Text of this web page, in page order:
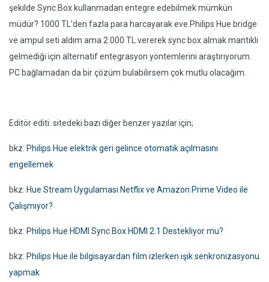
şekilde Sync Box kullanmadan entegre edebilmek mümkün
müdür? 1000 TL'den fazla para harcayarak eve Philips Hue bridge
ve ampul seti aldım ama 2.000 TL vererek sync box almak mantıklı
gelmediği için alternatif entegrasyon yöntemlerini araştırıyorum.
PC bağlamadan da bir çözüm bulabilirsem çok mutlu olacağım.
Editör editi: sitedeki bazı diğer benzer yazılar için;
bkz: Philips Hue elektrik geri gelince otomatik açılmasını
engellemek
bkz: Hue Stream Uygulaması Netflix ve Amazon Prime Video ile
Çalışmıyor?
bkz: Philips Hue HDMI Sync Box HDMI 2.1 Destekliyor mu?
bkz: Philips Hue ile bilgisayardan film izlerken ışık senkronizasyonu
yapmak